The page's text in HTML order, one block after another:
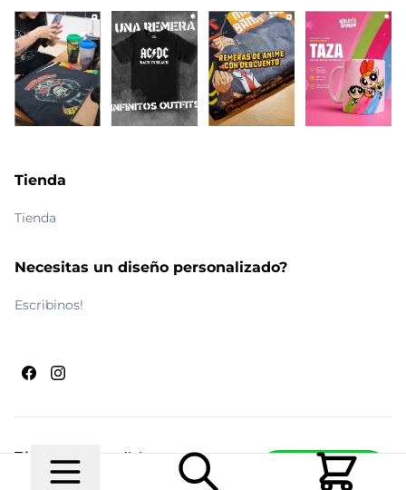
Escribinos
Tienda
Tienda
Necesitas un diseño personalizado?
Escribinos!
© 2026 Maldito RamónRealizado por Ecwid de
Términos y condiciones